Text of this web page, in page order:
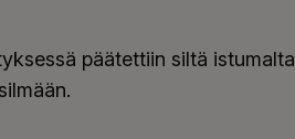
päätettiin siltä istumalta